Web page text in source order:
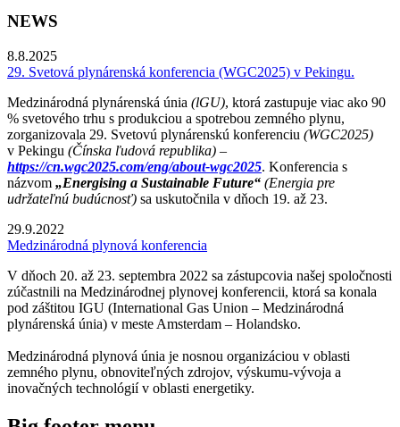
NEWS
8.8.2025
29. Svetová plynárenská konferencia (WGC2025) v Pekingu.
Medzinárodná plynárenská únia (lGU), ktorá zastupuje viac ako 90
% svetového trhu s produkciou a spotrebou zemného plynu,
zorganizovala 29. Svetovú plynárenskú konferenciu (WGC2025)
v Pekingu (Čínska ľudová republika) –
https://cn.wgc2025.com/eng/about-wgc2025. Konferencia s
názvom „Energising a Sustainable Future“ (Energia pre
udržateľnú budúcnosť) sa uskutočnila v dňoch 19. až 23.
29.9.2022
Medzinárodná plynová konferencia
V dňoch 20. až 23. septembra 2022 sa zástupcovia našej spoločnosti
zúčastnili na Medzinárodnej plynovej konferencii, ktorá sa konala
pod záštitou IGU (International Gas Union – Medzinárodná
plynárenská únia) v meste Amsterdam – Holandsko.
Medzinárodná plynová únia je nosnou organizáciou v oblasti
zemného plynu, obnoviteľných zdrojov, výskumu-vývoja a
inovačných technológií v oblasti energetiky.